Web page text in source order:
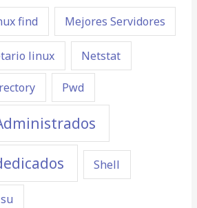
find Mejores Servidores
linux Netstat
Pwd
Shell
su